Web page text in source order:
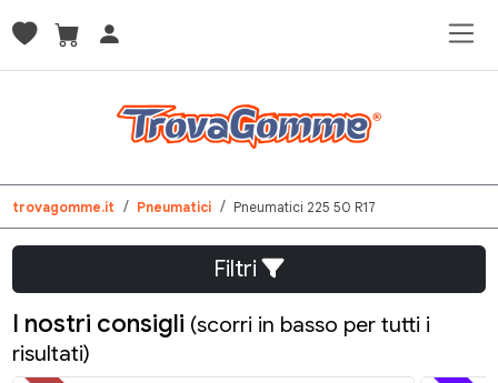
trovagomme.it Pneumatici Pneumatici 225 50 R17
Filtri
I nostri consigli (scorri in basso per tutti i
risultati)